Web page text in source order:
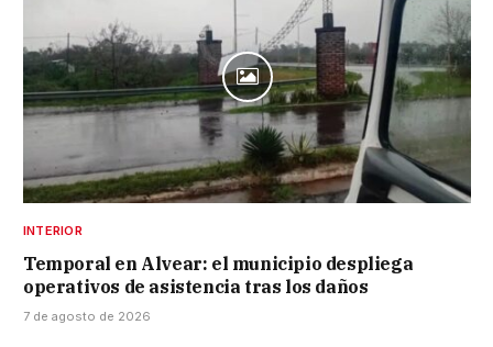
INTERIOR
Temporal en Alvear: el municipio despliega
operativos de asistencia tras los daños
7 de agosto de 2026